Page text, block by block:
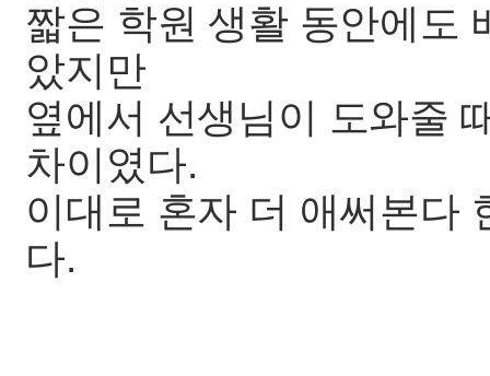
짧은 학원 생활 동안에도
았지만
옆에서 선생님이 도와줄
차이였다.
이대로 혼자 더 애써본다
다.